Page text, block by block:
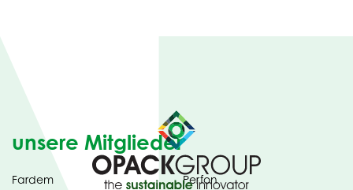
unsere Mitglieder
Fardem
Perfon